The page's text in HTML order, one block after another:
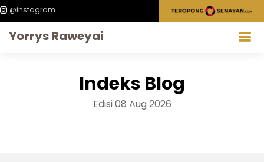
@instagram
Yorrys Raweyai
Indeks Blog
Edisi 08 Aug 2026